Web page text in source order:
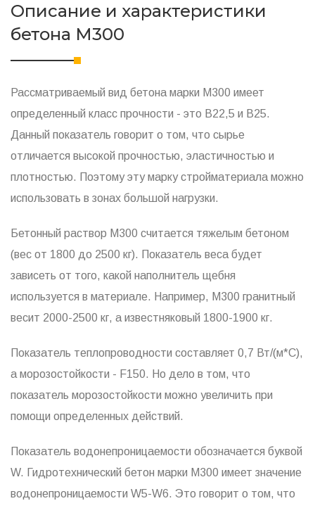
Описание и характеристики
бетона М300
Рассматриваемый вид бетона марки М300 имеет
определенный класс прочности - это В22,5 и В25.
Данный показатель говорит о том, что сырье
отличается высокой прочностью, эластичностью и
плотностью. Поэтому эту марку стройматериала можно
использовать в зонах большой нагрузки.
Бетонный раствор М300 считается тяжелым бетоном
(вес от 1800 до 2500 кг). Показатель веса будет
зависеть от того, какой наполнитель щебня
используется в материале. Например, М300 гранитный
весит 2000-2500 кг, а известняковый 1800-1900 кг.
Показатель теплопроводности составляет 0,7 Вт/(м*С),
а морозостойкости - F150. Но дело в том, что
показатель морозостойкости можно увеличить при
помощи определенных действий.
Показатель водонепроницаемости обозначается буквой
W. Гидротехнический бетон марки М300 имеет значение
водонепроницаемости W5-W6. Это говорит о том, что